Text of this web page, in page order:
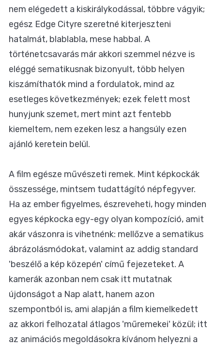
nem elégedett a kiskirálykodással, többre vágyik;
egész Edge Cityre szeretné kiterjeszteni
hatalmát, blablabla, mese habbal. A
történetcsavarás már akkori szemmel nézve is
eléggé sematikusnak bizonyult, több helyen
kiszámíthatók mind a fordulatok, mind az
esetleges következmények; ezek felett most
hunyjunk szemet, mert mint azt fentebb
kiemeltem, nem ezeken lesz a hangsúly ezen
ajánló keretein belül.
A film egésze művészeti remek. Mint képkockák
összessége, mintsem tudattágító népfegyver.
Ha az ember figyelmes, észreveheti, hogy minden
egyes képkocka egy-egy olyan kompozíció, amit
akár vászonra is vihetnénk: mellőzve a sematikus
ábrázolásmódokat, valamint az addig standard
'beszélő a kép közepén' című fejezeteket. A
kamerák azonban nem csak itt mutatnak
újdonságot a Nap alatt, hanem azon
szempontból is, ami alapján a film kiemelkedett
az akkori felhozatal átlagos 'műremekei' közül; itt
az animációs megoldásokra kívánom helyezni a